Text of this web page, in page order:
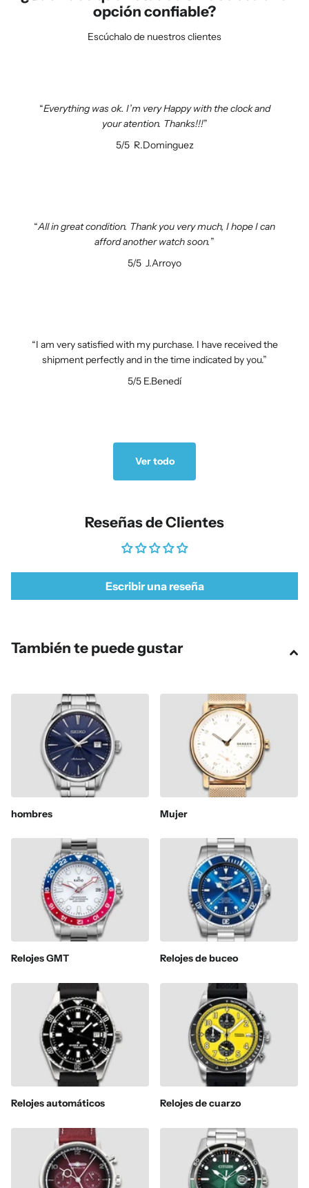
opción confiable?
Escúchalo de nuestros clientes
Everything was ok. I’m very Happy with the clock and
your atention. Thanks!!!
5/5R.Dominguez
All in great condition. Thank you very much, I hope I can
afford another watch soon.
5/5 J.Arroyo
I am very satisfied with my purchase. I have received the
shipment perfectly and in the time indicated by you.
5/5 E.Benedí
Ver todo
Reseñas de Clientes
Escribir una reseña
También te puede gustar
hombres Mujer
Relojes GMT Relojes de buceo
Relojes automáticos Relojes de cuarzo